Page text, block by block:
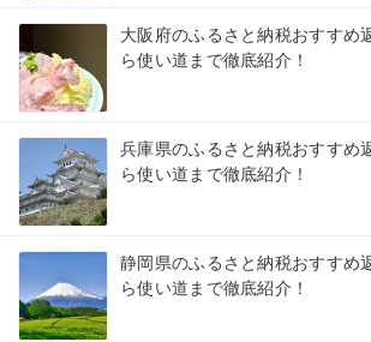
大阪府のふるさと納税おすすめ
ら使い道まで徹底紹介！
兵庫県のふるさと納税おすすめ
ら使い道まで徹底紹介！
静岡県のふるさと納税おすすめ
ら使い道まで徹底紹介！